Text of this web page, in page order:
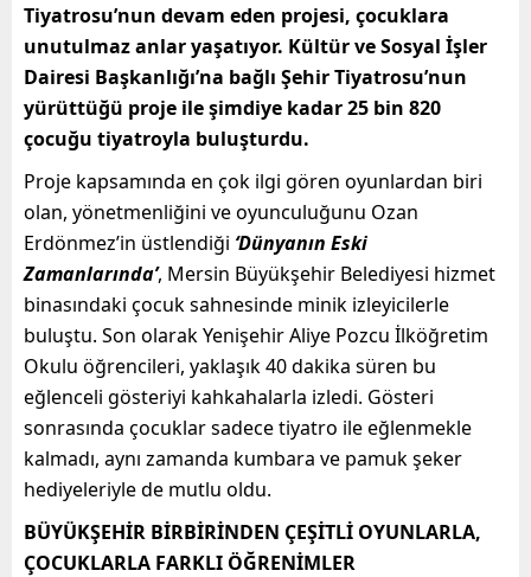
Tiyatrosu’nun devam eden projesi, çocuklara
unutulmaz anlar yaşatıyor. Kültür ve Sosyal İşler
Dairesi Başkanlığı’na bağlı Şehir Tiyatrosu’nun
yürüttüğü proje ile şimdiye kadar 25 bin 820
çocuğu tiyatroyla buluşturdu.
Proje kapsamında en çok ilgi gören oyunlardan biri
olan, yönetmenliğini ve oyunculuğunu Ozan
Erdönmez’in üstlendiği ‘Dünyanın Eski
Zamanlarında’, Mersin Büyükşehir Belediyesi hizmet
binasındaki çocuk sahnesinde minik izleyicilerle
buluştu. Son olarak Yenişehir Aliye Pozcu İlköğretim
Okulu öğrencileri, yaklaşık 40 dakika süren bu
eğlenceli gösteriyi kahkahalarla izledi. Gösteri
sonrasında çocuklar sadece tiyatro ile eğlenmekle
kalmadı, aynı zamanda kumbara ve pamuk şeker
hediyeleriyle de mutlu oldu.
BÜYÜKŞEHİR BİRBİRİNDEN ÇEŞİTLİ OYUNLARLA,
ÇOCUKLARLA FARKLI ÖĞRENİMLER